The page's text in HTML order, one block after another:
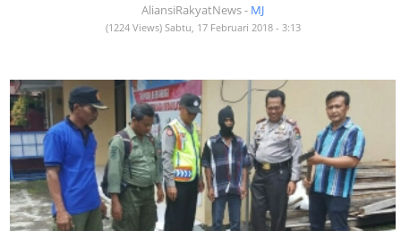
AliansiRakyatNews - MJ
(1224 Views) Sabtu, 17 Februari 2018 - 3:13